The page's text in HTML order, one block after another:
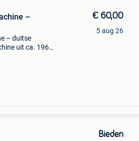
–
– duitse
uit ca. 1965.
€ 60,00
5 aug 26
Bieden